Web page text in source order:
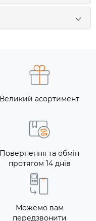
Великий асортимент
Повернення та обмін
протягом 14 днів
Можемо вам
передзвонити